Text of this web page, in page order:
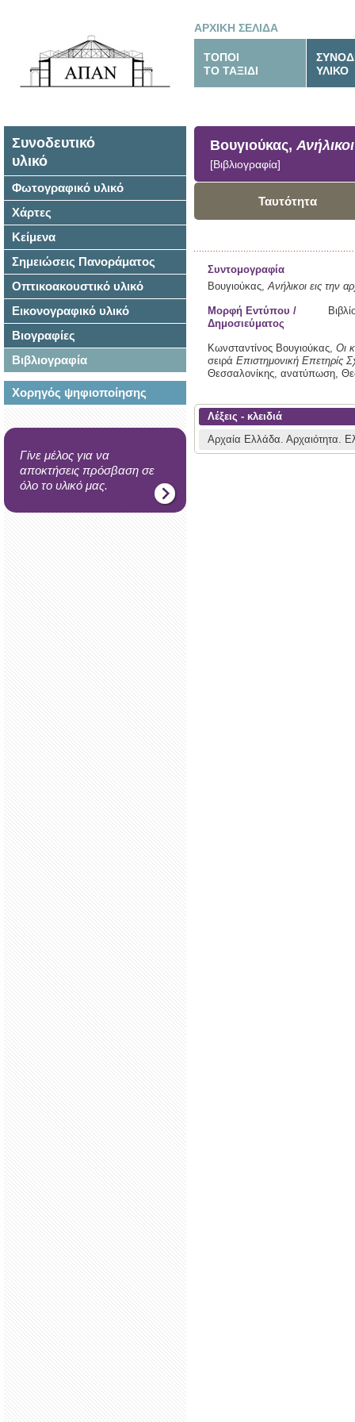
ΑΡΧΙΚΗ ΣΕΛΙΔΑ
ΤΟΠΟΙ
ΤΟ ΤΑΞΙΔΙ
ΥΛΙΚΟ
Συνοδευτικό
υλικό
Φωτογραφικό υλικό
Χάρτες
Κείμενα
Σημειώσεις Πανοράματος
Οπτικοακουστικό υλικό
Εικονογραφικό υλικό
Βιογραφίες
Βιβλιογραφία
Χορηγός ψηφιοποίησης
Γίνε μέλος για να
αποκτήσεις πρόσβαση σε
όλο το υλικό μας.
Βουγιούκας,
[Βιβλιογραφία]
Ταυτότητα
Συντομογραφία
Βουγιούκας,Ανήλικοι εις την
Μορφή Εντύπου /
Δημοσιεύματος
Κωνσταντίνος Βουγιούκας, Οι
σειρά Επιστημονική Επετηρίς
Θεσσαλονίκης, ανατύπωση,
Λέξεις - κλειδιά
Αρχαία Ελλάδα. Αρχαιότητα.